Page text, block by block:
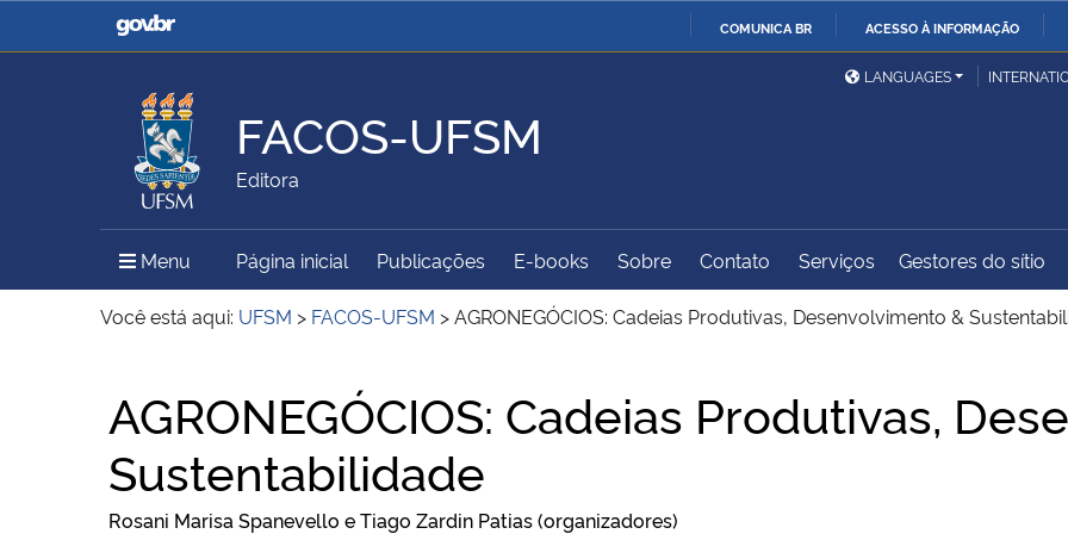
COMUNICA BR ACESSO À INFORMAÇÃO
Casa Civil
Ministério da Justiça e
Ministério da Defesa
Ministério das Relações
Exteriores
Ministério da Agricultura,
Pecuária e Abastecimento
Ministério da Educação
Ministério do Meio Ambiente Ministério do Turismo
Ministério do
Desenvolvimento Regional
Controladoria-Geral da
Secretaria de Governo
Gabinete de Segurança
Institucional
Advocacia-Geral da União Banco Central do Brasil
LANGUAGES
FACOS-UFSM
Editora
Menu Menu Principal do Sítio
Página inicial Publicações E-books Sobre Contato Serviços Gestores do sítio
Você está aqui: UFSM > FACOS-UFSM >AGRONEGÓCIOS: Cadeias Produtivas, Desenvolvimento &
AGRONEGÓCIOS: Cadeias Produtivas,
Sustentabilidade
Rosani Marisa Spanevello e Tiago Zardin Patias (organizadores)